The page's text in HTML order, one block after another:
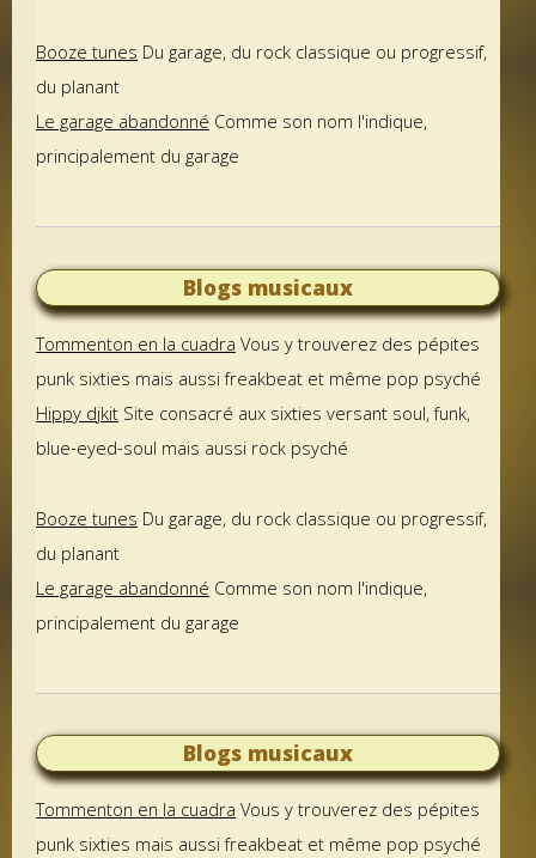
Booze tunes Du garage, du rock classique ou progressif,
du planant
Le garage abandonné Comme son nom l'indique,
principalement du garage
Blogs musicaux
Tommenton en la cuadra Vous y trouverez des pépites
punk sixties mais aussi freakbeat et même pop psyché
Hippy djkit Site consacré aux sixties versant soul, funk,
blue-eyed-soul mais aussi rock psyché
Booze tunes Du garage, du rock classique ou progressif,
du planant
Le garage abandonné Comme son nom l'indique,
principalement du garage
Blogs musicaux
Tommenton en la cuadra Vous y trouverez des pépites
punk sixties mais aussi freakbeat et même pop psyché